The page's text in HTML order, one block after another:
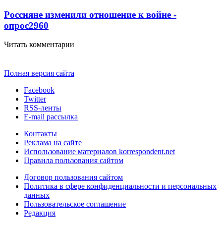
Россияне изменили отношение к войне -
опрос2960
Читать комментарии
Полная версия сайта
Facebook
Twitter
RSS-ленты
E-mail рассылка
Контакты
Реклама на сайте
Использование материалов korrespondent.net
Правила пользования сайтом
Договор пользования сайтом
Политика в сфере конфиденциальности и персональных
данных
Пользовательское соглашение
Редакция